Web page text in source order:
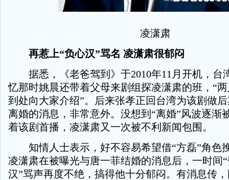
凌潇肃
再惹上“负心汉”骂名 凌潇肃很郁闷
据悉，《老爸驾到》于2010年11月开机，台
忆那时姚晨还带着父母来剧组探凌潇肃的班，“
到处向大家介绍”。后来张孝正回台湾为该剧做
离婚的消息，非常意外。没想到“离婚”风波逐渐
着该剧首播，凌潇肃又一次被不利新闻包围。
知情人士表示，好不容易希望借“方磊”角色
凌潇肃在被曝光与唐一菲结婚的消息后，一时间
汉”骂声再度不绝，搞得他十分郁闷。有消息传